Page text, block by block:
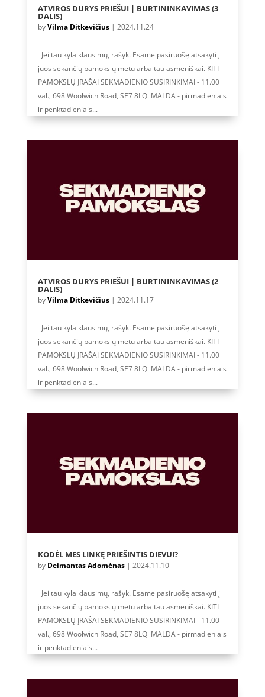
ATVIROS DURYS PRIEŠUI | BURTININKAVIMAS (3
DALIS)
byVilma Ditkevičius| 2024.11.24
Jei tau kyla klausimų, rašyk. Esame pasiruošę atsakyti į
juos sekančių pamokslų metu arba tau asmeniškai. KITI
PAMOKSLŲ ĮRAŠAI SEKMADIENIO SUSIRINKIMAI - 11.00
val., 698 Woolwich Road, SE7 8LQ MALDA - pirmadieniais
ir penktadieniais...
ATVIROS DURYS PRIEŠUI | BURTININKAVIMAS (2
DALIS)
byVilma Ditkevičius| 2024.11.17
Jei tau kyla klausimų, rašyk. Esame pasiruošę atsakyti į
juos sekančių pamokslų metu arba tau asmeniškai. KITI
PAMOKSLŲ ĮRAŠAI SEKMADIENIO SUSIRINKIMAI - 11.00
val., 698 Woolwich Road, SE7 8LQ MALDA - pirmadieniais
ir penktadieniais...
KODĖL MES LINKĘ PRIEŠINTIS DIEVUI?
by Deimantas Adomėnas| 2024.11.10
Jei tau kyla klausimų, rašyk. Esame pasiruošę atsakyti į
juos sekančių pamokslų metu arba tau asmeniškai. KITI
PAMOKSLŲ ĮRAŠAI SEKMADIENIO SUSIRINKIMAI - 11.00
val., 698 Woolwich Road, SE7 8LQ MALDA - pirmadieniais
ir penktadieniais...